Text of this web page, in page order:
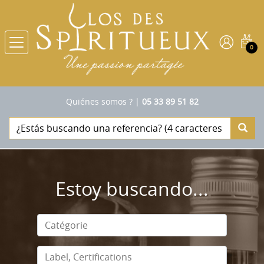
0
Quiénes somos ?| 05 33 89 51 82
Estoy buscando...